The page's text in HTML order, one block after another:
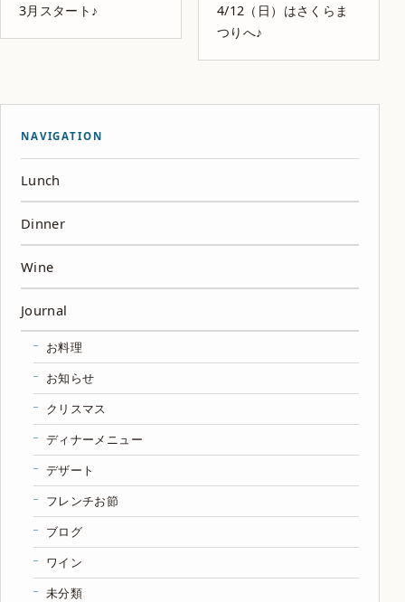
3月スタート♪
4/12（日）はさくらま
つりへ♪
NAVIGATION
Lunch
Dinner
Wine
Journal
お料理
お知らせ
クリスマス
ディナーメニュー
デザート
フレンチお節
ブログ
ワイン
未分類